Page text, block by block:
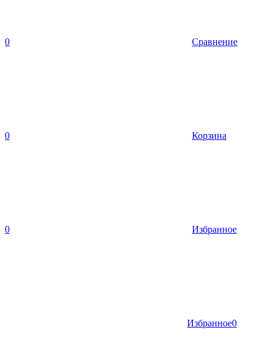
0 Сравнение
0 Корзина
0 Избранное
Избранное0